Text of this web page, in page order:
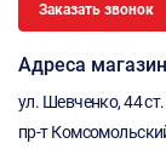
Заказать звонок
Адреса
ул. Шевченко, 44
пр-т